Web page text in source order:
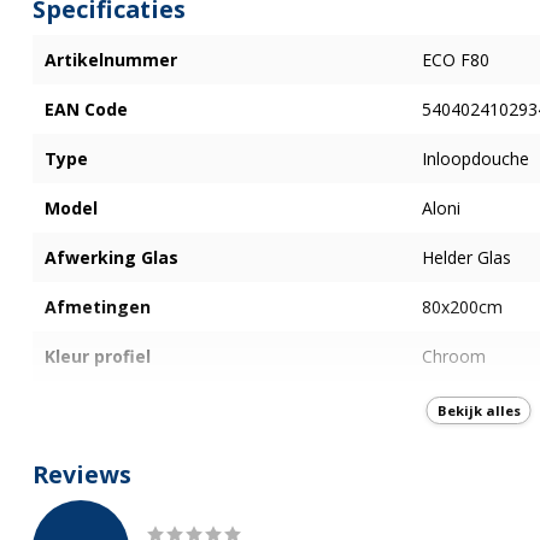
Specificaties
Artikelnummer ECO F80
EAN Code
Type Inloopdouche
Model Aloni
Afwerking Glas Helder Glas
Afmetingen 80x200cm
Kleur profiel Chroom
Veiligheidsglas
Nano-Coating
Bekijk alles
Reviews